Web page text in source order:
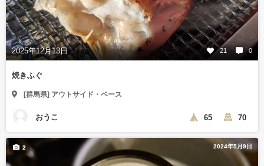
2025年12月13日 21 0
焼きふぐ
[群馬県] アウトサイド・ベース
おうこ 65 70
2024年5月9日
2